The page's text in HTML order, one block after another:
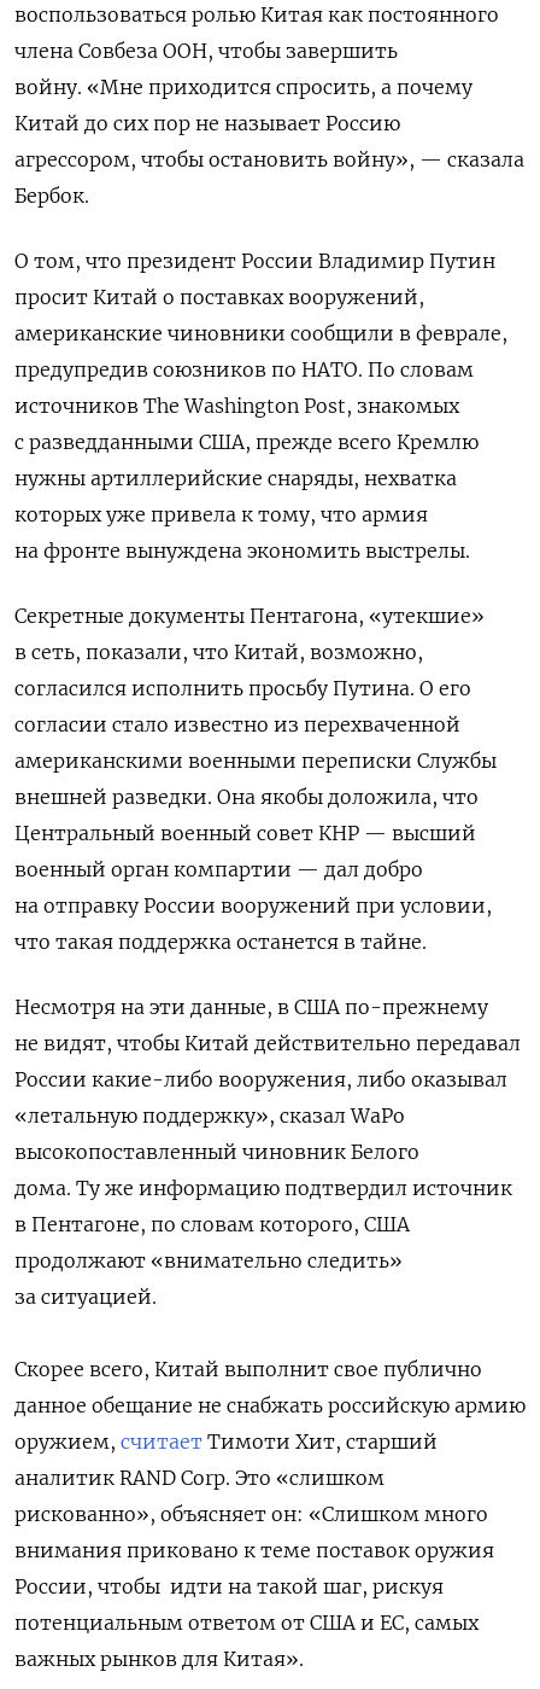
воспользоваться ролью Китая как постоянного
члена Совбеза ООН, чтобы завершить
войну. «Мне приходится спросить, а почему
Китай до сих пор не называет Россию
агрессором, чтобы остановить войну», — сказала
Бербок.
О том, что президент России Владимир Путин
просит Китай о поставках вооружений,
американские чиновники сообщили в феврале,
предупредив союзников по НАТО. По словам
источников The Washington Post, знакомых
с разведданными США, прежде всего Кремлю
нужны артиллерийские снаряды, нехватка
которых уже привела к тому, что армия
на фронте вынуждена экономить выстрелы.
Секретные документы Пентагона, «утекшие»
в сеть, показали, что Китай, возможно,
согласился исполнить просьбу Путина. О его
согласии стало известно из перехваченной
американскими военными переписки Службы
внешней разведки. Она якобы доложила, что
Центральный военный совет КНР — высший
военный орган компартии — дал добро
на отправку России вооружений при условии,
что такая поддержка останется в тайне.
Несмотря на эти данные, в США по-прежнему
не видят, чтобы Китай действительно передавал
России какие-либо вооружения, либо оказывал
«летальную поддержку», сказал WaPo
высокопоставленный чиновник Белого
дома. Ту же информацию подтвердил источник
в Пентагоне, по словам которого, США
продолжают «внимательно следить»
за ситуацией.
Скорее всего, Китай выполнит свое публично
данное обещание не снабжать российскую армию
оружием, считает Тимоти Хит, старший
аналитик RAND Corp. Это «слишком
рискованно», объясняет он: «Слишком много
внимания приковано к теме поставок оружия
России, чтобы идти на такой шаг, рискуя
потенциальным ответом от США и ЕС, самых
важных рынков для Китая».